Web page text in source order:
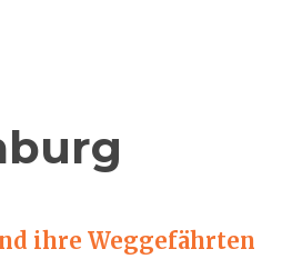
ihre Weggefährten